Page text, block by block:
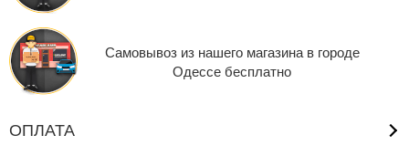
Самовывоз из нашего магазина в городе
Одессе бесплатно
ОПЛАТА